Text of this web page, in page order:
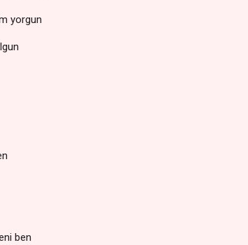
yorgun
ben